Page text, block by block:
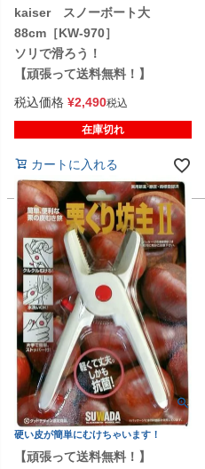
kaiser スノーボート大
88cm［KW-970］
ソリで滑ろう！
【頑張って送料無料！】
税込価格 ¥2,490税込
在庫切れ
カートに入れる
硬い皮が簡単にむけちゃいます！
【頑張って送料無料！】